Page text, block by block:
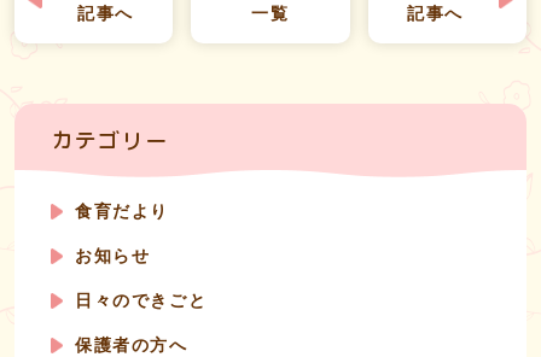
記事へ
一覧
記事へ
カテゴリー
食育だより
お知らせ
日々のできごと
保護者の方へ